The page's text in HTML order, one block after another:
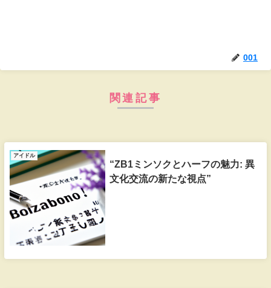
001
関連記事
アイドル
“ZB1ミンソクとハーフの魅力: 異
文化交流の新たな視点”